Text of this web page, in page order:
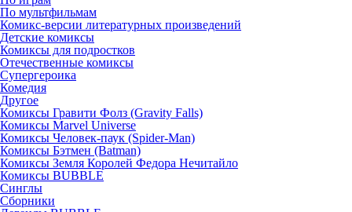
По мультфильмам
Комикс-версии литературных произведений
Детские комиксы
Комиксы для подростков
Отечественные комиксы
Супергероика
Комедия
Другое
Комиксы Гравити Фолз (Gravity Falls)
Комиксы Marvel Universe
Комиксы Человек-паук (Spider-Man)
Комиксы Бэтмен (Batman)
Комиксы Земля Королей Федора Нечитайло
Комиксы BUBBLE
Синглы
Сборники